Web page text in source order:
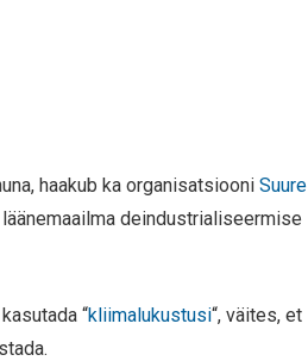
haakub ka organisatsiooniSuure
deindustrialiseermise
“kliimalukustusi“, väites, et